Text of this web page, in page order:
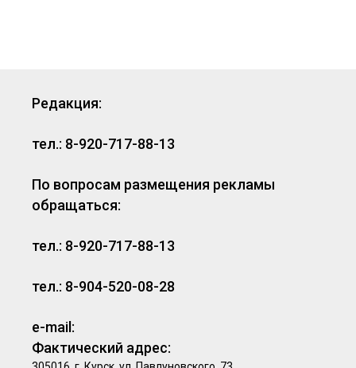
Редакция:
тел.: 8-920-717-88-13
По вопросам размещения рекламы
обращаться:
тел.: 8-920-717-88-13
тел.: 8-904-520-08-28
e-mail:
Фактический адрес: